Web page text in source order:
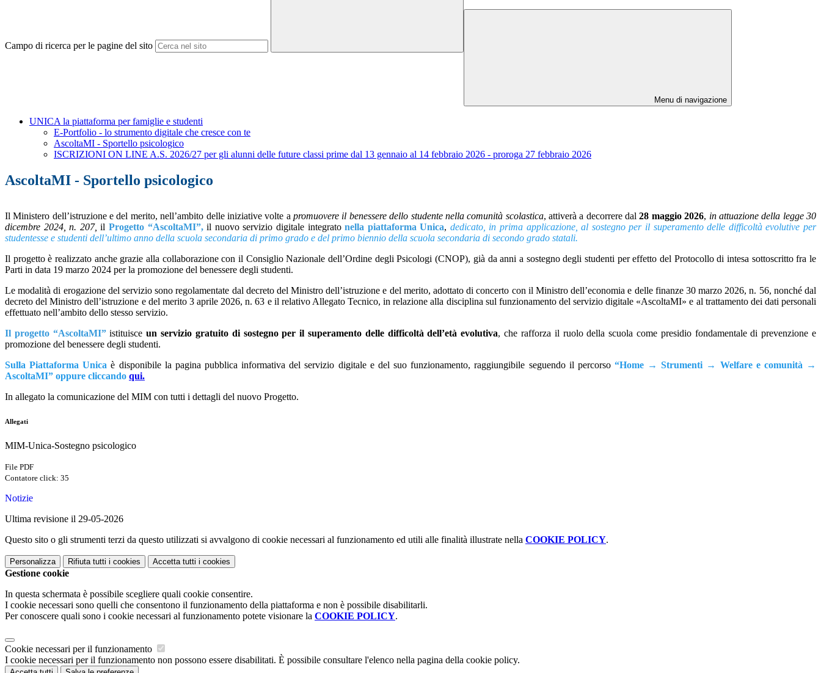
Campo di ricerca per le pagine del sito
Menu di navigazione
UNICA la piattaforma per famiglie e studenti
E-Portfolio - lo strumento digitale che cresce con te
AscoltaMI - Sportello psicologico
ISCRIZIONI ON LINE A.S. 2026/27 per gli alunni delle future classi prime dal 13 gennaio al 14 febbraio 2026 - proroga 27 febbraio 2026
AscoltaMI - Sportello psicologico
Il Ministero dell’istruzione e del merito, nell’ambito delle iniziative volte apromuovere il benessere dello studente nella comunità scolastica, attiverà a decorrere dal28 maggio 2026, in attuazione della legge 30
dicembre 2024, n. 207, il Progetto “AscoltaMI”,il nuovo servizio digitale integratonella piattaforma Unica, dedicato, in prima applicazione, al sostegno per il superamento delle difficoltà evolutive per
studentesse e studenti dell’ultimo anno della scuola secondaria di primo grado e del primo biennio della scuola secondaria di secondo grado statali.
Il progetto è realizzato anche grazie alla collaborazione con il Consiglio Nazionale dell’Ordine degli Psicologi (CNOP), già da anni a sostegno degli studenti per effetto del Protocollo di intesa sottoscritto fra le
Parti in data 19 marzo 2024 per la promozione del benessere degli studenti.
Le modalità di erogazione del servizio sono regolamentate dal decreto del Ministro dell’istruzione e del merito, adottato di concerto con il Ministro dell’economia e delle finanze 30 marzo 2026, n. 56, nonché dal
decreto del Ministro dell’istruzione e del merito 3 aprile 2026, n. 63 e il relativo Allegato Tecnico, in relazione alla disciplina sul funzionamento del servizio digitale «AscoltaMI» e al trattamento dei dati personali
effettuato nell’ambito dello stesso servizio.
Il progetto “AscoltaMI”istituisceun servizio gratuito di sostegno per il superamento delle difficoltà dell’età evolutiva, che rafforza il ruolo della scuola come presidio fondamentale di prevenzione e
promozione del benessere degli studenti.
Sulla Piattaforma Unica è disponibile la pagina pubblica informativa del servizio digitale e del suo funzionamento, raggiungibile seguendo il percorso “Home → Strumenti → Welfare e comunità →
AscoltaMI” oppure cliccando qui.
In allegato la comunicazione del MIM con tutti i dettagli del nuovo Progetto.
Allegati
MIM-Unica-Sostegno psicologico
File PDF
Contatore click: 35
Notizie
Ultima revisione il 29-05-2026
Questo sito o gli strumenti terzi da questo utilizzati si avvalgono di cookie necessari al funzionamento ed utili alle finalità illustrate nella COOKIE POLICY.
Personalizza Rifiuta tutti i cookies Accetta tutti i cookies
Gestione cookie
In questa schermata è possibile scegliere quali cookie consentire.
I cookie necessari sono quelli che consentono il funzionamento della piattaforma e non è possibile disabilitarli.
Per conoscere quali sono i cookie necessari al funzionamento potete visionare la COOKIE POLICY.
Cookie necessari per il funzionamento
I cookie necessari per il funzionamento non possono essere disabilitati. È possibile consultare l'elenco nella pagina della cookie policy.